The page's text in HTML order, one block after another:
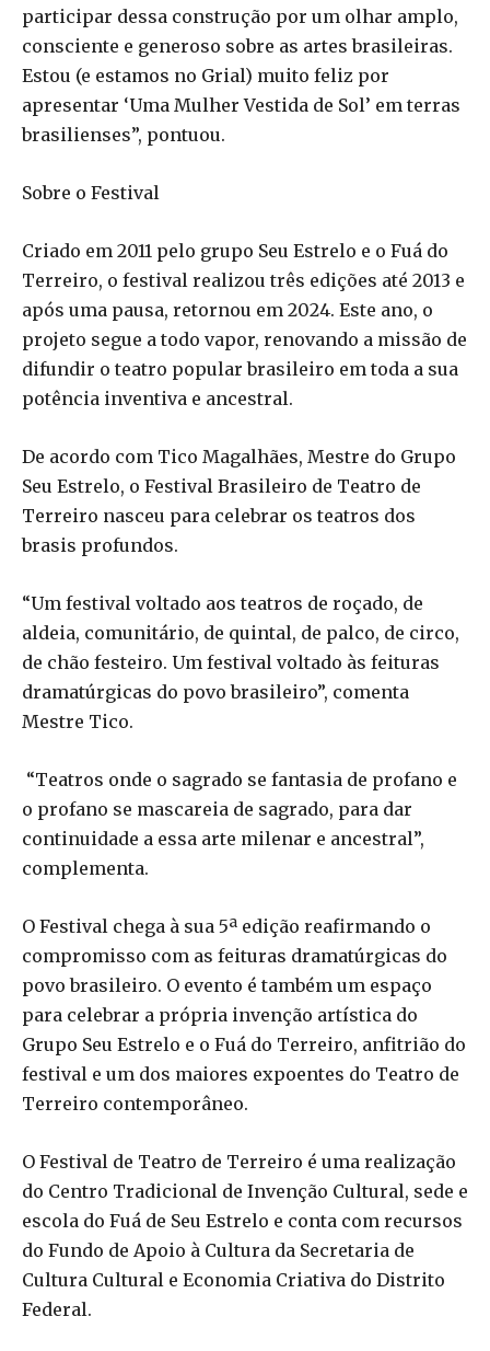
participar dessa construção por um olhar amplo,
consciente e generoso sobre as artes brasileiras.
Estou (e estamos no Grial) muito feliz por
apresentar ‘Uma Mulher Vestida de Sol’ em terras
brasilienses”, pontuou.
Sobre o Festival
Criado em 2011 pelo grupo Seu Estrelo e o Fuá do
Terreiro, o festival realizou três edições até 2013 e
após uma pausa, retornou em 2024. Este ano, o
projeto segue a todo vapor, renovando a missão de
difundir o teatro popular brasileiro em toda a sua
potência inventiva e ancestral.
De acordo com Tico Magalhães, Mestre do Grupo
Seu Estrelo, o Festival Brasileiro de Teatro de
Terreiro nasceu para celebrar os teatros dos
brasis profundos.
“Um festival voltado aos teatros de roçado, de
aldeia, comunitário, de quintal, de palco, de circo,
de chão festeiro. Um festival voltado às feituras
dramatúrgicas do povo brasileiro”, comenta
Mestre Tico.
“Teatros onde o sagrado se fantasia de profano e
o profano se mascareia de sagrado, para dar
continuidade a essa arte milenar e ancestral”,
complementa.
O Festival chega à sua 5ª edição reafirmando o
compromisso com as feituras dramatúrgicas do
povo brasileiro. O evento é também um espaço
para celebrar a própria invenção artística do
Grupo Seu Estrelo e o Fuá do Terreiro, anfitrião do
festival e um dos maiores expoentes do Teatro de
Terreiro contemporâneo.
O Festival de Teatro de Terreiro é uma realização
do Centro Tradicional de Invenção Cultural, sede e
escola do Fuá de Seu Estrelo e conta com recursos
do Fundo de Apoio à Cultura da Secretaria de
Cultura Cultural e Economia Criativa do Distrito
Federal.